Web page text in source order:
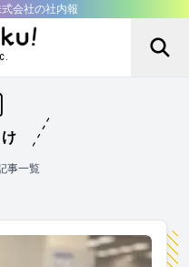
会社の社内報
事一覧